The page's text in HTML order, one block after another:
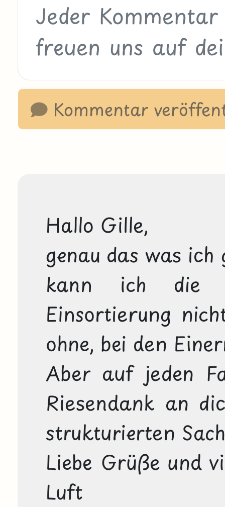
Kommentar
Hallo Gille,
genau das was ich
kann ich die
Einsortierung
ohne, bei den
Aber auf jeden
Riesendank an
strukturierten
Liebe Grüße und
Luft